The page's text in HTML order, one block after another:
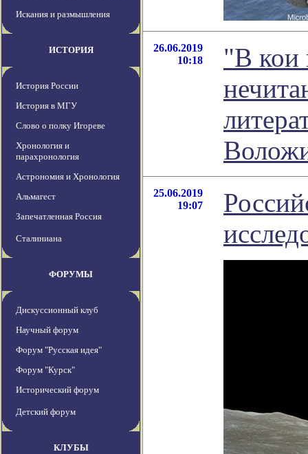
Искания и размышления
ИСТОРИЯ
История России
История в МГУ
Слово о полку Игореве
Хронология и
парахронология
Астрономия и Хронология
Альмагест
Запечатленная Россия
Сталиниана
ФОРУМЫ
Дискуссионный клуб
Научный форум
Форум "Русская идея"
Форум "Курск"
Исторический форум
Детский форум
КЛУБЫ
26.06.2019
10:18
"В кои
25.06.2019
19:07